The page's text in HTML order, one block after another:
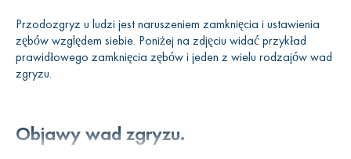
Przodozgryz u ludzi jest naruszeniem zamknięcia i ustawienia
zębów względem siebie. Poniżej na zdjęciu widać przykład
prawidłowego zamknięcia zębów i jeden z wielu rodzajów wad
zgryzu.
Objawy wad zgryzu.